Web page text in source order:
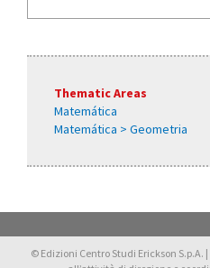
Thematic Areas
Matemática
Matemática > Geometria
© Edizioni Centro Studi Erickson S.p.A.